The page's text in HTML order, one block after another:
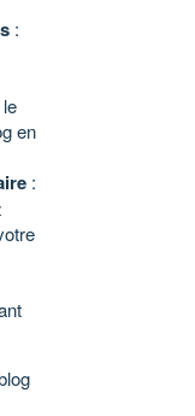
:
en
: